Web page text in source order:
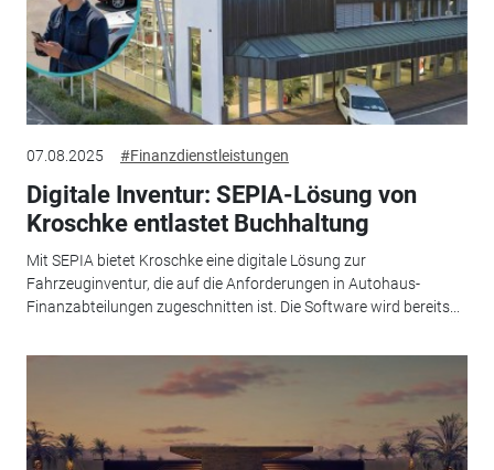
07.08.2025 #Finanzdienstleistungen
Digitale Inventur: SEPIA-Lösung von
Kroschke entlastet Buchhaltung
Mit SEPIA bietet Kroschke eine digitale Lösung zur
Fahrzeuginventur, die auf die Anforderungen in Autohaus-
Finanzabteilungen zugeschnitten ist. Die Software wird bereits...